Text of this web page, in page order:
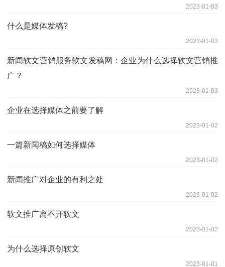
2023-01-03
什么是媒体发稿?
2023-01-03
新闻软文营销服务软文发稿网：企业为什么选择软文营销推
广？
2023-01-03
企业在选择媒体之前要了解
2023-01-02
一篇新闻稿如何选择媒体
2023-01-02
新闻推广对企业的有利之处
2023-01-02
软文推广离不开软文
2023-01-02
为什么选择原创软文
2023-01-01